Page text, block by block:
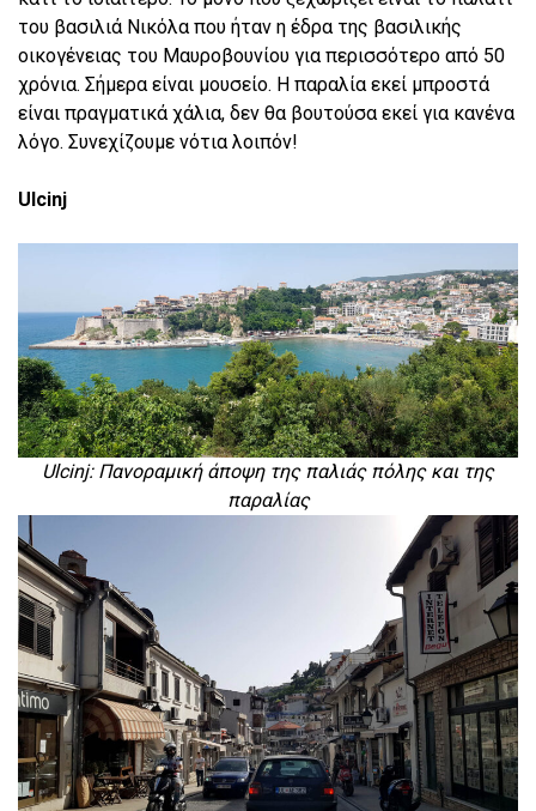
του βασιλιά Νικόλα που ήταν η έδρα της βασιλικής
οικογένειας του Μαυροβουνίου για περισσότερο από 50
χρόνια. Σήμερα είναι μουσείο. Η παραλία εκεί μπροστά
είναι πραγματικά χάλια, δεν θα βουτούσα εκεί για κανένα
λόγο. Συνεχίζουμε νότια λοιπόν!
Ulcinj
Ulcinj: Πανοραμική άποψη της παλιάς πόλης και της
παραλίας